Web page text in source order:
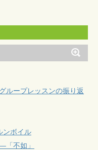
ループレッスンの振り返
ンボイル
不如」